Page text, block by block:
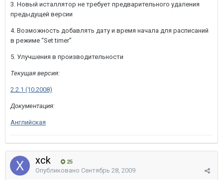
3. Новый исталлятор не требует предварительного удаления
предыдущей версии
4. Возможность добавлять дату и время начала для расписаний
в режиме “Set timer”
5. Улучшения в производительности
Текущая версия:
2.2.1 (10.2008)
Документация:
Английская
xck 25
Опубликовано Сентябрь 28, 2009